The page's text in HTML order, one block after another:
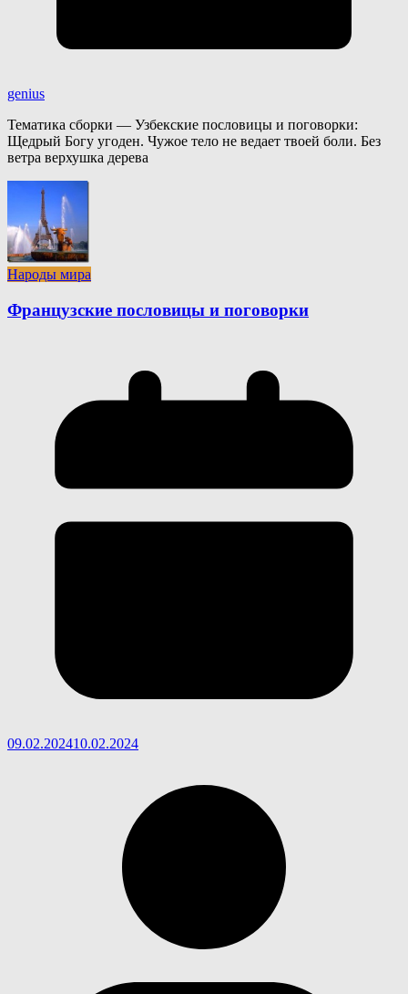
genius
Тематика сборки — Узбекские пословицы и поговорки:
Щедрый Богу угоден. Чужое тело не ведает твоей боли. Без
ветра верхушка дерева
Народы мира
Французские пословицы и поговорки
09.02.202410.02.2024